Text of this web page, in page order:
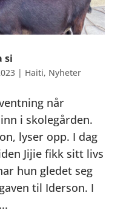
si
| Haiti, Nyheter
når
i skolegården.
lyser opp. I dag
Jijie fikk sitt livs
hun gledet seg
til Iderson. I